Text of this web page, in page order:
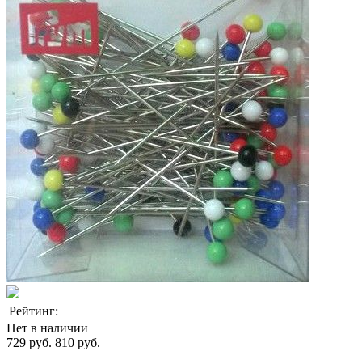
Рейтинг:
Нет в наличии
729 руб. 810 руб.